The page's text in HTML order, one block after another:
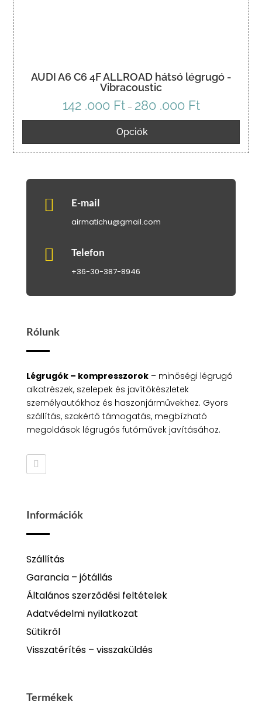
AUDI A6 C6 4F ALLROAD hátsó légrugó -
Vibracoustic
142 .000 Ft – 280 .000 FtÁrtartomány:
142
-
Opciók
 E-mail
airmatichu@gmail.com
 Telefon
+36-30-387-8946
Rólunk
Légrugók – kompresszorok– minőségi légrugó
alkatrészek, szelepek és javítókészletek
személyautókhoz és haszonjárművekhez. Gyors
szállítás, szakértő támogatás, megbízható
megoldások légrugós futóművek javításához.
Információk
Szállítás
Garancia – jótállás
Általános szerződési feltételek
Adatvédelmi nyilatkozat
Sütikről
Visszatérítés – visszaküldés
Termékek